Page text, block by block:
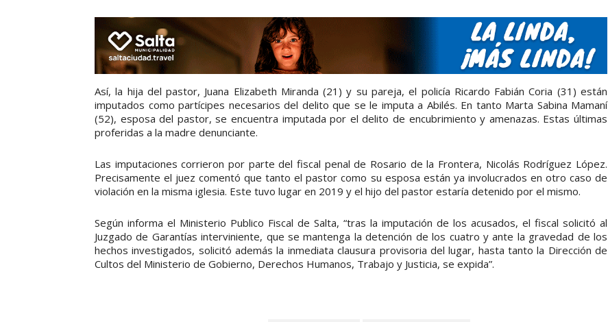
Así, la hija del pastor, Juana Elizabeth Miranda (21) y su pareja, el policía Ricardo Fabián Coria (31) están
imputados como partícipes necesarios del delito que se le imputa a Abilés. En tanto Marta Sabina Mamaní
(52), esposa del pastor, se encuentra imputada por el delito de encubrimiento y amenazas. Estas últimas
proferidas a la madre denunciante.
Las imputaciones corrieron por parte del fiscal penal de Rosario de la Frontera, Nicolás Rodríguez López.
Precisamente el juez comentó que tanto el pastor como su esposa están ya involucrados en otro caso de
violación en la misma iglesia. Este tuvo lugar en 2019 y el hijo del pastor estaría detenido por el mismo.
Según informa el Ministerio Publico Fiscal de Salta, “tras la imputación de los acusados, el fiscal solicitó al
Juzgado de Garantías interviniente, que se mantenga la detención de los cuatro y ante la gravedad de los
hechos investigados, solicitó además la inmediata clausura provisoria del lugar, hasta tanto la Dirección de
Cultos del Ministerio de Gobierno, Derechos Humanos, Trabajo y Justicia, se expida”.